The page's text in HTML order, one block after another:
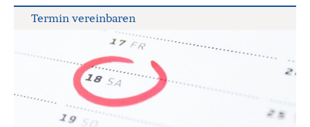
Termin ver­ein­baren